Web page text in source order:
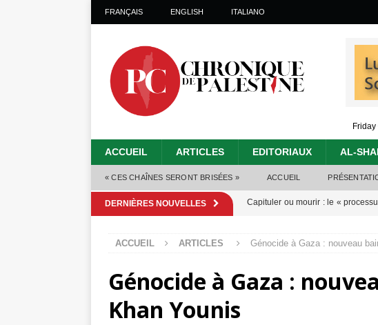
FRANÇAIS ENGLISH ITALIANO
ACCUEIL ARTICLES EDITORIAUX AL-
« CES CHAÎNES SERONT BRISÉES » ACCUEIL
DERNIÈRES NOUVELLES Capituler ou mourir : le «
Mille jours de génocide : l’histoire
Les Israéliens effacent les
Alors que Trump annonce un «
ACCUEIL ARTICLES Génocide à Gaza : nouveau
Génocide à Gaza :
Khan Younis